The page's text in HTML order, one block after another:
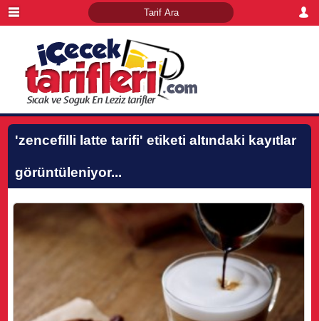
'zencefilli latte tarifi' etiketi altındaki kayıtlar
görüntüleniyor...